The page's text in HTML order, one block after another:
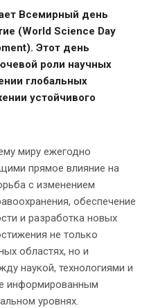
Всемирный день
(World Science Day
Этот день
роли научных
глобальных
устойчивого
миру ежегодно
прямое влияние на
с изменением
обеспечение
и разработка новых
не только
областях, но и
наукой, технологиями и
информированным
уровнях.